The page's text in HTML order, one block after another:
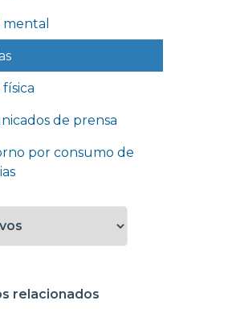
de prensa
por consumo de
relacionados